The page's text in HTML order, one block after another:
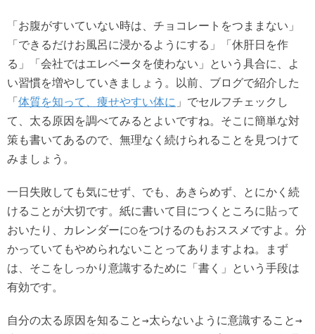
「お腹がすいていない時は、チョコレートをつままない」
「できるだけお風呂に浸かるようにする」「休肝日を作
る」「会社ではエレベータを使わない」という具合に、よ
い習慣を増やしていきましょう。以前、ブログで紹介した
「体質を知って、痩せやすい体に 」でセルフチェックし
て、太る原因を調べてみるとよいですね。そこに簡単な対
策も書いてあるので、無理なく続けられることを見つけて
みましょう。
一日失敗しても気にせず、でも、あきらめず、とにかく続
けることが大切です。紙に書いて目につくところに貼って
おいたり、カレンダーに○をつけるのもおススメですよ。分
かっていてもやめられないことってありますよね。まず
は、そこをしっかり意識するために「書く」という手段は
有効です。
自分の太る原因を知ること→太らないように意識すること→